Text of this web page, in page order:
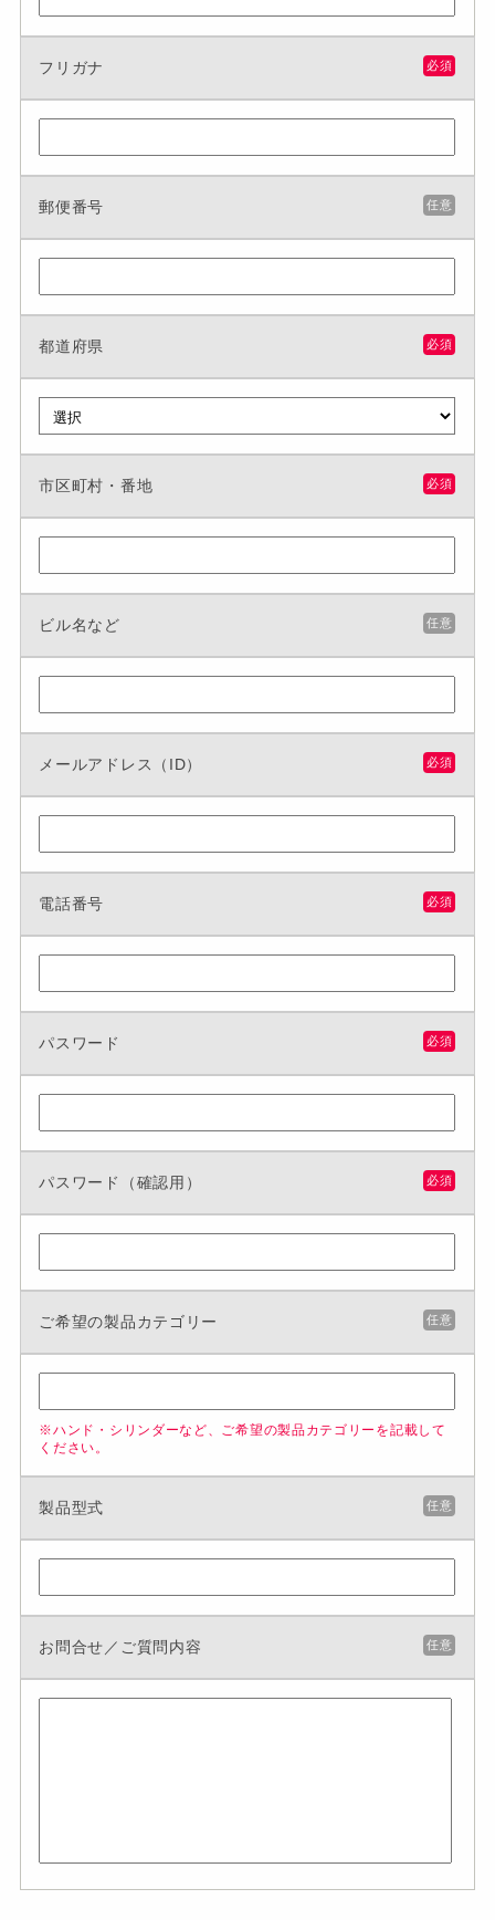
フリガナ 必須
郵便番号 任意
都道府県 必須
市区町村・番地 必須
ビル名など 任意
メールアドレス（ID） 必須
電話番号 必須
パスワード 必須
パスワード（確認用） 必須
ご希望の製品カテゴリー 任意
※ハンド・シリンダーなど、ご希望の製品カテゴリーを記載して
ください。
製品型式 任意
お問合せ／ご質問内容 任意